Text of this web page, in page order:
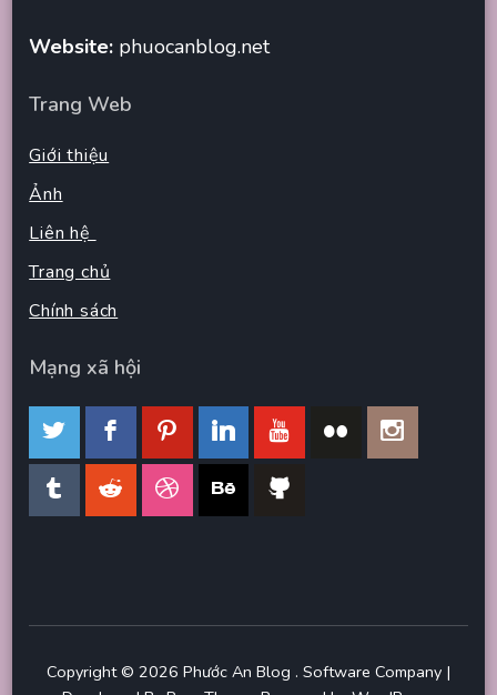
Website: phuocanblog.net
Trang Web
Giới thiệu
Ảnh
Liên hệ
Trang chủ
Chính sách
Mạng xã hội
Copyright © 2026 Phước An Blog . Software Company |